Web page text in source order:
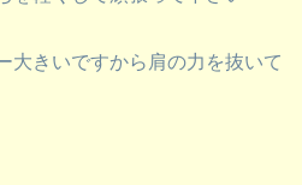
大きいですから肩の力を抜いて